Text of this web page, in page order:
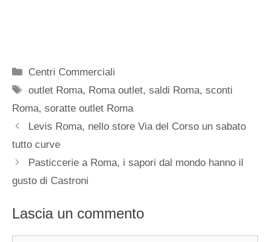
Categorie
Centri Commerciali
Tag
outlet Roma, Roma outlet,saldi Roma,sconti
Roma, soratte outlet Roma
Levis Roma, nello store Via del Corso un sabato
tutto curve
Pasticcerie a Roma, i sapori dal mondo hanno il
gusto di Castroni
Lascia un commento